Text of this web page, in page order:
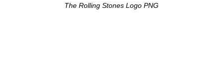
The Rolling Stones Logo PNG